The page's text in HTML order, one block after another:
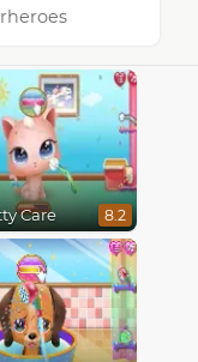
Care 8.2